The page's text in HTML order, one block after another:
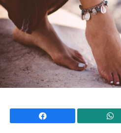
Facebook